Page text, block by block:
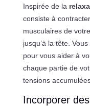
Inspirée de la
consiste à
musculaires de
jusqu’à la tête.
pour vous aider à
chaque partie de
tensions
Incorporer